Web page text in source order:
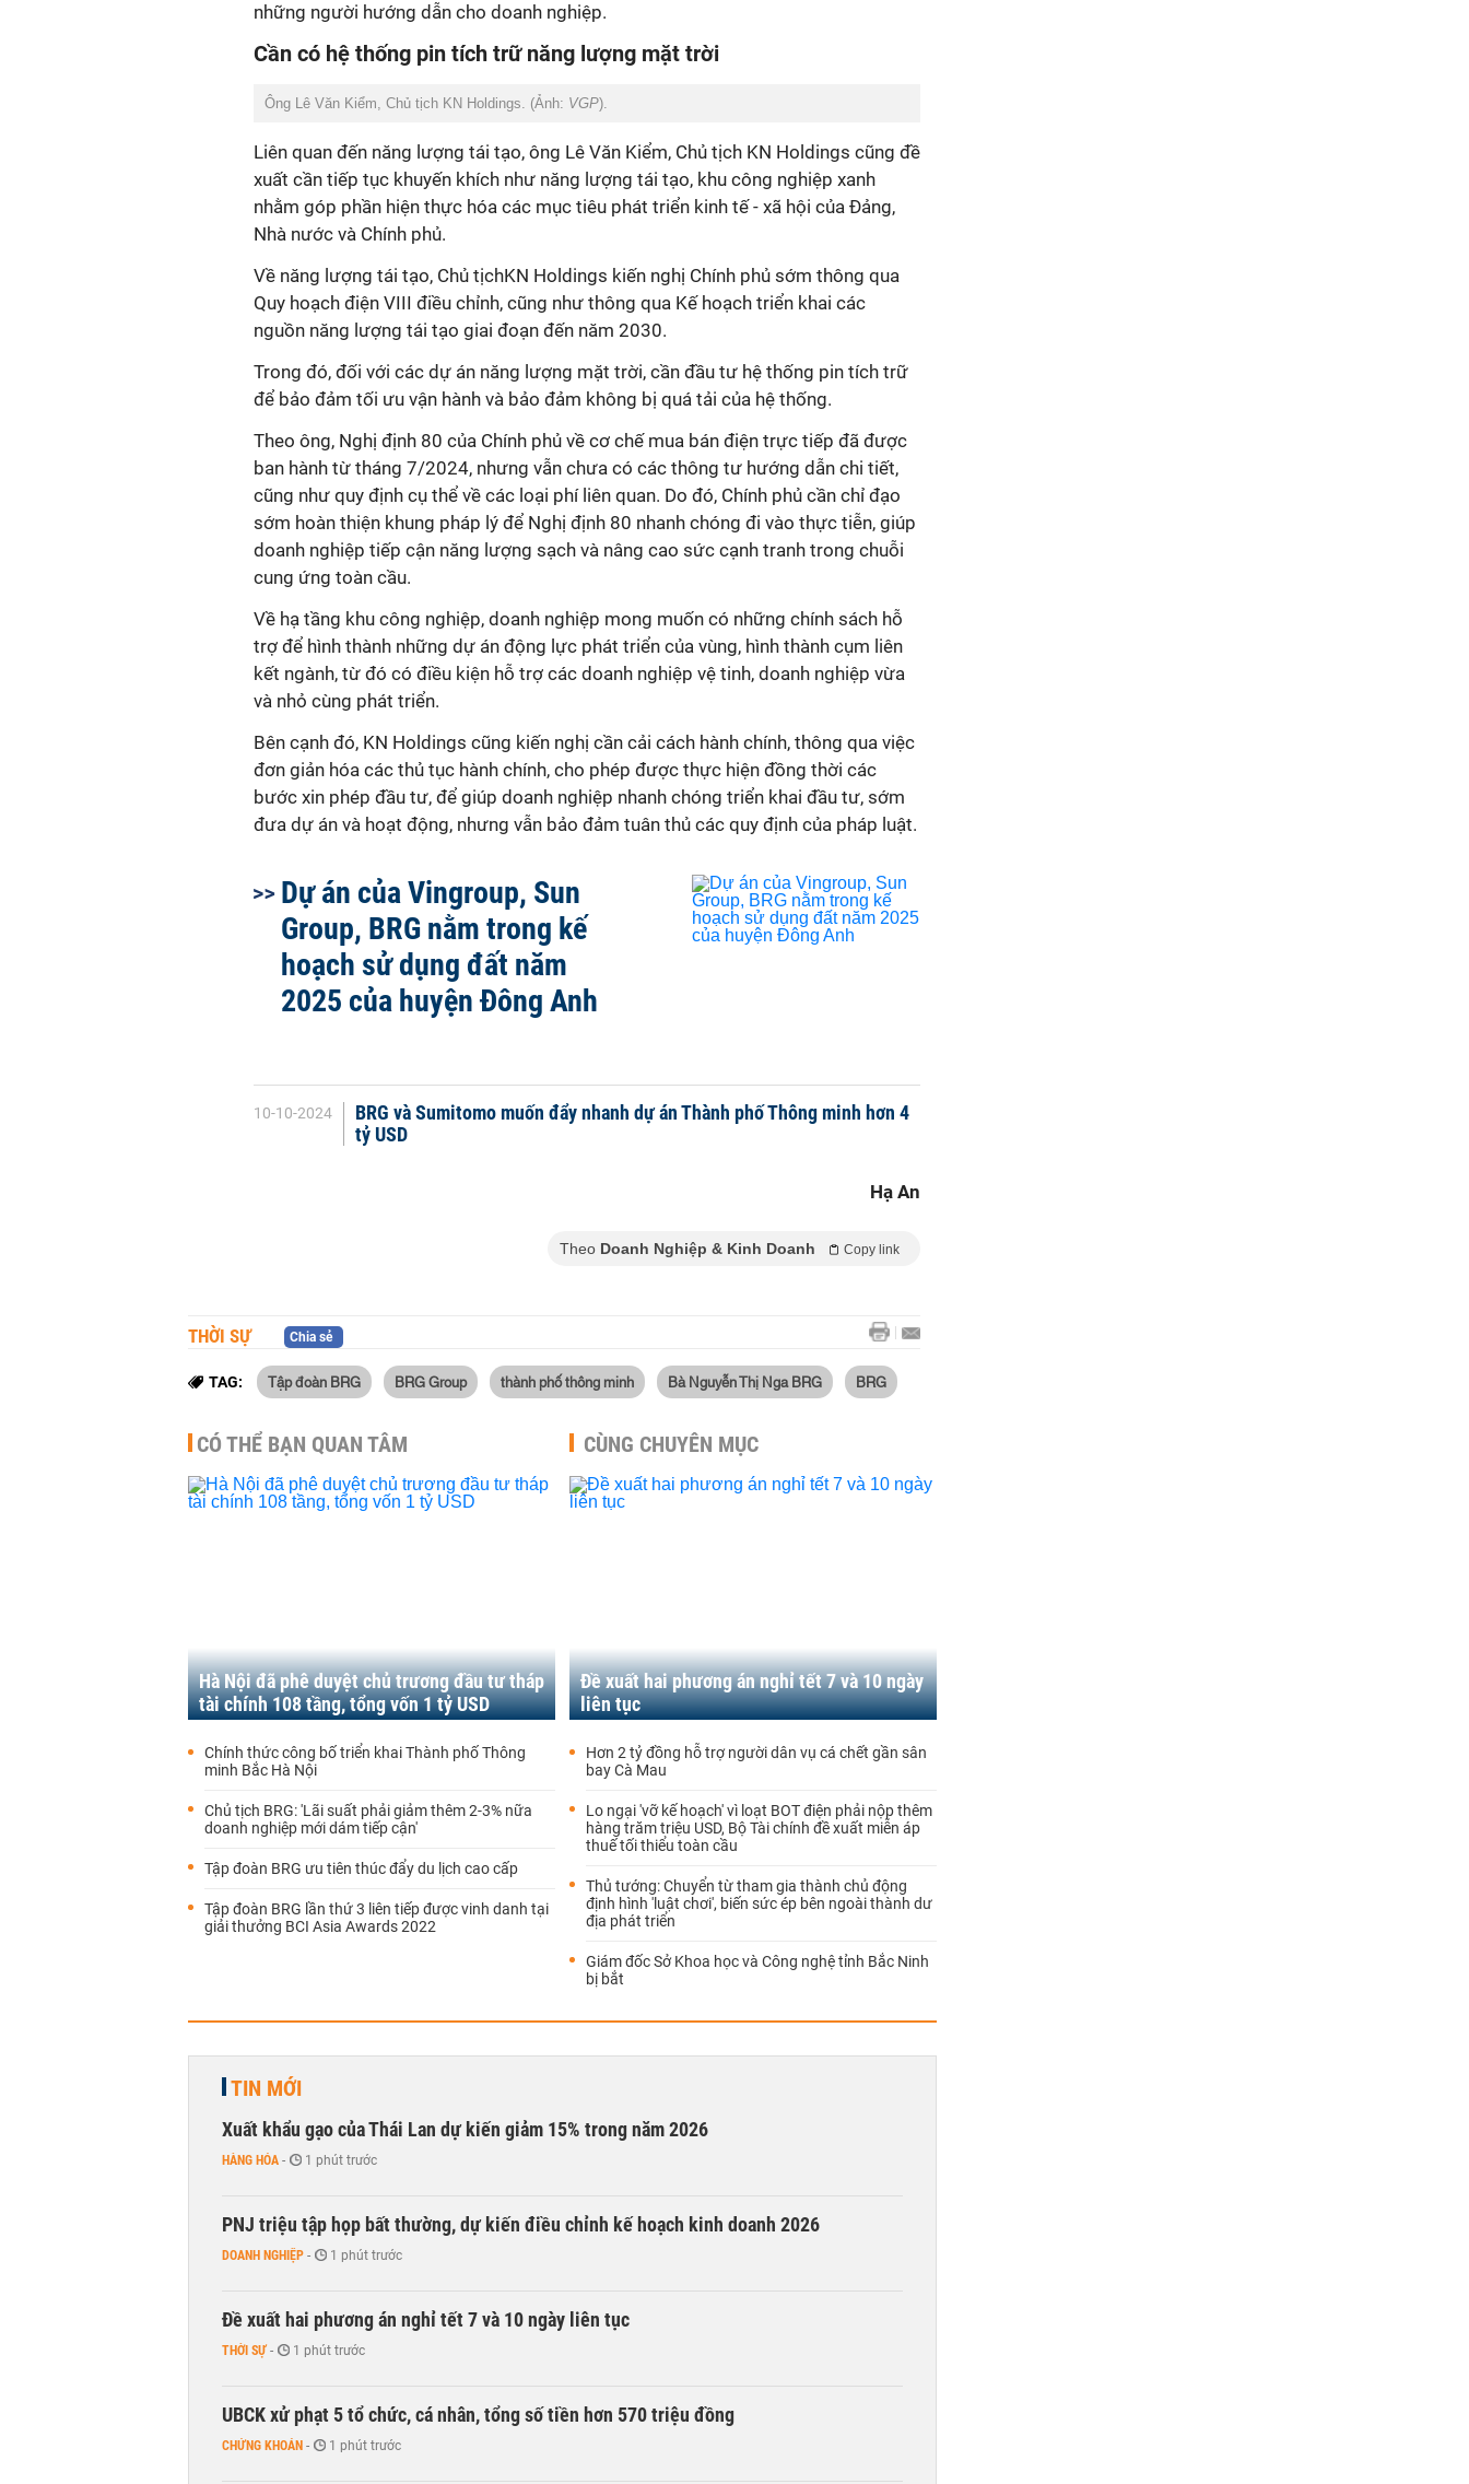
những người hướng dẫn cho doanh nghiệp.
Cần có hệ thống pin tích trữ năng lượng mặt trời
Ông Lê Văn Kiểm, Chủ tịch KN Holdings. (Ảnh: VGP).
Liên quan đến năng lượng tái tạo, ông Lê Văn Kiểm, Chủ tịch KN Holdings cũng đề
xuất cần tiếp tục khuyến khích như năng lượng tái tạo, khu công nghiệp xanh
nhằm góp phần hiện thực hóa các mục tiêu phát triển kinh tế - xã hội của Đảng,
Nhà nước và Chính phủ.
Về năng lượng tái tạo, Chủ tịchKN Holdings kiến nghị Chính phủ sớm thông qua
Quy hoạch điện VIII điều chỉnh, cũng như thông qua Kế hoạch triển khai các
nguồn năng lượng tái tạo giai đoạn đến năm 2030.
Trong đó, đối với các dự án năng lượng mặt trời, cần đầu tư hệ thống pin tích trữ
để bảo đảm tối ưu vận hành và bảo đảm không bị quá tải của hệ thống.
Theo ông, Nghị định 80 của Chính phủ về cơ chế mua bán điện trực tiếp đã được
ban hành từ tháng 7/2024, nhưng vẫn chưa có các thông tư hướng dẫn chi tiết,
cũng như quy định cụ thể về các loại phí liên quan. Do đó, Chính phủ cần chỉ đạo
sớm hoàn thiện khung pháp lý để Nghị định 80 nhanh chóng đi vào thực tiễn, giúp
doanh nghiệp tiếp cận năng lượng sạch và nâng cao sức cạnh tranh trong chuỗi
cung ứng toàn cầu.
Về hạ tầng khu công nghiệp, doanh nghiệp mong muốn có những chính sách hỗ
trợ để hình thành những dự án động lực phát triển của vùng, hình thành cụm liên
kết ngành, từ đó có điều kiện hỗ trợ các doanh nghiệp vệ tinh, doanh nghiệp vừa
và nhỏ cùng phát triển.
Bên cạnh đó, KN Holdings cũng kiến nghị cần cải cách hành chính, thông qua việc
đơn giản hóa các thủ tục hành chính, cho phép được thực hiện đồng thời các
bước xin phép đầu tư, để giúp doanh nghiệp nhanh chóng triển khai đầu tư, sớm
đưa dự án và hoạt động, nhưng vẫn bảo đảm tuân thủ các quy định của pháp luật.
Dự án của Vingroup, Sun
Group, BRG nằm trong kế
hoạch sử dụng đất năm
2025 của huyện Đông Anh
10-10-2024
BRG và Sumitomo muốn đẩy nhanh dự án Thành phố Thông minh hơn 4
tỷ USD
Hạ An
Theo Doanh Nghiệp & Kinh Doanh Copy link
THỜI SỰ Chia sẻ
TAG: Tập đoàn BRG BRG Group thành phố thông minh Bà Nguyễn Thị Nga BRG BRG
CÓ THỂ BẠN QUAN TÂM
Hà Nội đã phê duyệt chủ trương đầu tư tháp
tài chính 108 tầng, tổng vốn 1 tỷ USD
Chính thức công bố triển khai Thành phố Thông
minh Bắc Hà Nội
Chủ tịch BRG: 'Lãi suất phải giảm thêm 2-3% nữa
doanh nghiệp mới dám tiếp cận'
Tập đoàn BRG ưu tiên thúc đẩy du lịch cao cấp
Tập đoàn BRG lần thứ 3 liên tiếp được vinh danh tại
giải thưởng BCI Asia Awards 2022
CÙNG CHUYÊN MỤC
Đề xuất hai phương án nghỉ tết 7 và 10 ngày
liên tục
Hơn 2 tỷ đồng hỗ trợ người dân vụ cá chết gần sân
bay Cà Mau
Lo ngại 'vỡ kế hoạch' vì loạt BOT điện phải nộp thêm
hàng trăm triệu USD, Bộ Tài chính đề xuất miễn áp
thuế tối thiểu toàn cầu
Thủ tướng: Chuyển từ tham gia thành chủ động
định hình 'luật chơi', biến sức ép bên ngoài thành dư
địa phát triển
Giám đốc Sở Khoa học và Công nghệ tỉnh Bắc Ninh
bị bắt
TIN MỚI
Xuất khẩu gạo của Thái Lan dự kiến giảm 15% trong năm 2026
HÀNG HÓA - 1 phút trước
PNJ triệu tập họp bất thường, dự kiến điều chỉnh kế hoạch kinh doanh 2026
DOANH NGHIỆP - 1 phút trước
Đề xuất hai phương án nghỉ tết 7 và 10 ngày liên tục
THỜI SỰ - 1 phút trước
UBCK xử phạt 5 tổ chức, cá nhân, tổng số tiền hơn 570 triệu đồng
CHỨNG KHOÁN - 1 phút trước